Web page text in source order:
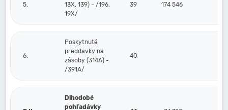
5.
13X, 139) - /196,
19X/
39 174 546
6.
Poskytnuté
preddavky na
zásoby (314A) -
/391A/
40
Dlhodobé
pohľadávky